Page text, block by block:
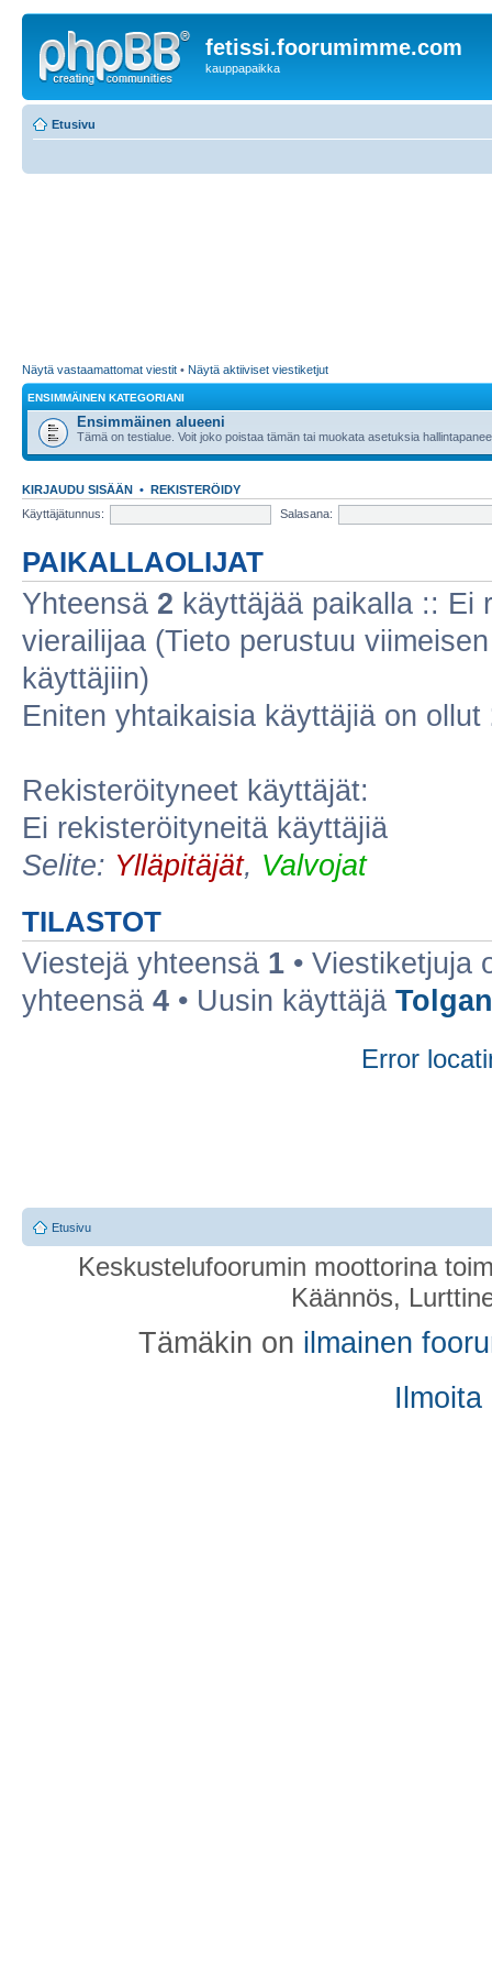
fetissi.foorumimme.com
kauppapaikka
Etusivu
Näytä vastaamattomat viestit • Näytä aktiiviset viestiketjut
ENSIMMÄINEN KATEGORIANI
Ensimmäinen alueeni
Tämä on testialue. Voit joko poistaa tämän tai muokata asetuksia
KIRJAUDU SISÄÄN • REKISTERÖIDY
Käyttäjätunnus:
Salasana:
PAIKALLAOLIJAT
Yhteensä 2 käyttäjää paikalla :: Ei
vierailijaa (Tieto perustuu
käyttäjiin)
Eniten yhtaikaisia käyttäjiä on ollut
Rekisteröityneet käyttäjät:
Ei rekisteröityneitä käyttäjiä
Selite: Ylläpitäjät, Valvojat
TILASTOT
Viestejä yhteensä 1 • Viestiketjuja
yhteensä 4 • Uusin käyttäjä
Error
Etusivu
Keskustelufoorumin moottorina
Käännös,
Tämäkin on ilmainen